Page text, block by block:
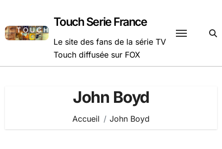
contenu
Touch Serie France
Le site des fans de la série TV
Touch diffusée sur FOX
John Boyd
Accueil John Boyd